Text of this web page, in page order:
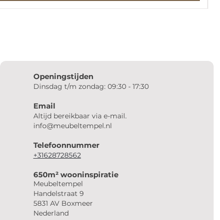
Openingstijden
Dinsdag t/m zondag: 09:30 - 17:30
Email
Altijd bereikbaar via e-mail.
info@meubeltempel.nl
Telefoonnummer
+31628728562
650m² wooninspiratie
Meubeltempel
Handelstraat 9
5831 AV Boxmeer
Nederland